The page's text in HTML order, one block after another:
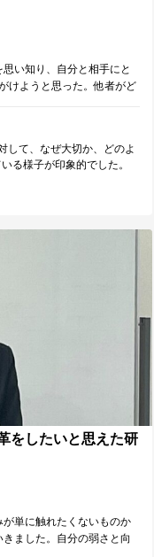
い知り、自分と相手にと
けようと思った。他者がど
して、なぜ大切か、どのよ
る様子が印象的でした。
は相手を動かすことだと思
ることを再認識できまし
致します。
をしたいと思えた研
単に触れたくないものか
ました。自分の弱さと向